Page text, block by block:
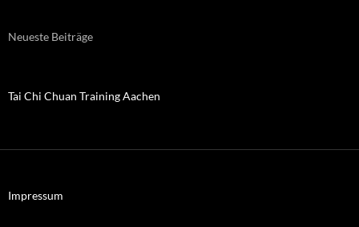
Neueste Beiträge
Tai Chi Chuan Training Aachen
Impressum